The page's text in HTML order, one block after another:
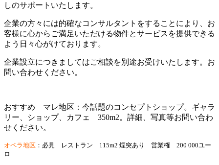
しのサポートいたします。
企業の方々には的確なコンサルタントをすることにより、お
客様に心からご満足いただける物件とサービスを提供できる
よう日々心がけております。
企業設立につきましてはご相談を別途お受けいたします。お
問い合わせください。
おすすめ マレ地区：今話題のコンセプトショップ。ギャラ
リー、ショップ、カフェ 350m2。詳細、写真等お問い合わ
せください。
オペラ地区 ：必見 レストラン 115m2 煙突あり 営業権 200 000ユー
ロ